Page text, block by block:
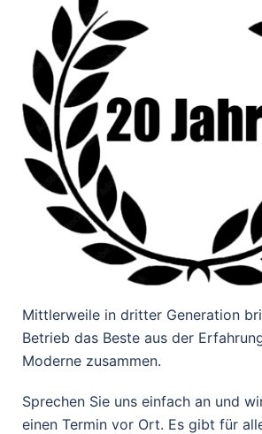
Mittlerweile in dritter Generation
Betrieb das Beste aus der
Moderne zusammen.
Sprechen Sie uns einfach an und
einen Termin vor Ort. Es gibt für